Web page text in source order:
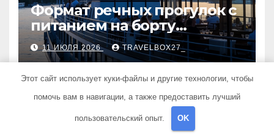
Формат речных прогулок с
питанием на борту
теплохода
11 ИЮЛЯ 2026 TRAVELBOX27_
Этот сайт использует куки-файлы и другие технологии, чтобы
помочь вам в навигации, а также предоставить лучший
пользовательский опыт. OK